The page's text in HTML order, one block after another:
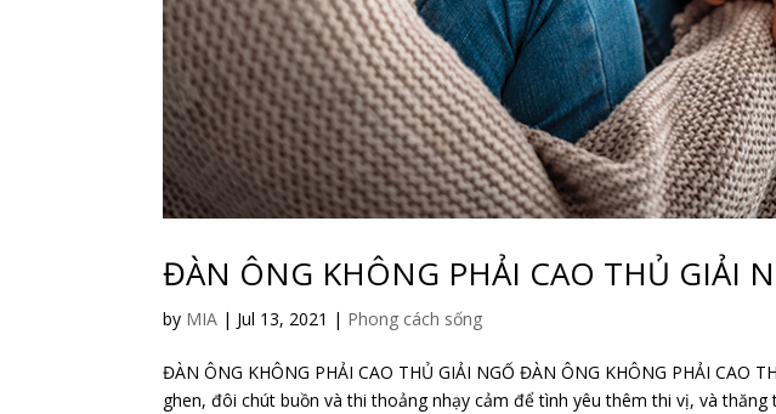
ĐÀN ÔNG KHÔNG PHẢI CAO THỦ GIẢI
by MIA | Jul 13, 2021 | Phong cách sống
ĐÀN ÔNG KHÔNG PHẢI CAO THỦ GIẢI NGỐ ĐÀN ÔNG KHÔNG PHẢI CAO
ghen, đôi chút buồn và thi thoảng nhạy cảm để tình yêu thêm thi vị, và